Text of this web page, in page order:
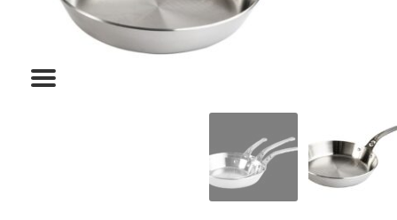
חגים
מתנות לחנוכת בית
מתנות למטבח